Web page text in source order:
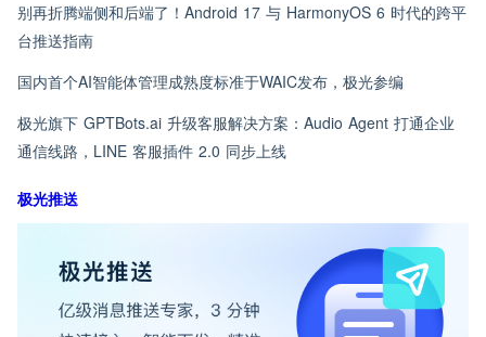
别再折腾端侧和后端了！Android 17 与 HarmonyOS 6 时代的跨平
台推送指南
国内首个AI智能体管理成熟度标准于WAIC发布，极光参编
极光旗下 GPTBots.ai 升级客服解决方案：Audio Agent 打通企业
通信线路，LINE 客服插件 2.0 同步上线
极光推送